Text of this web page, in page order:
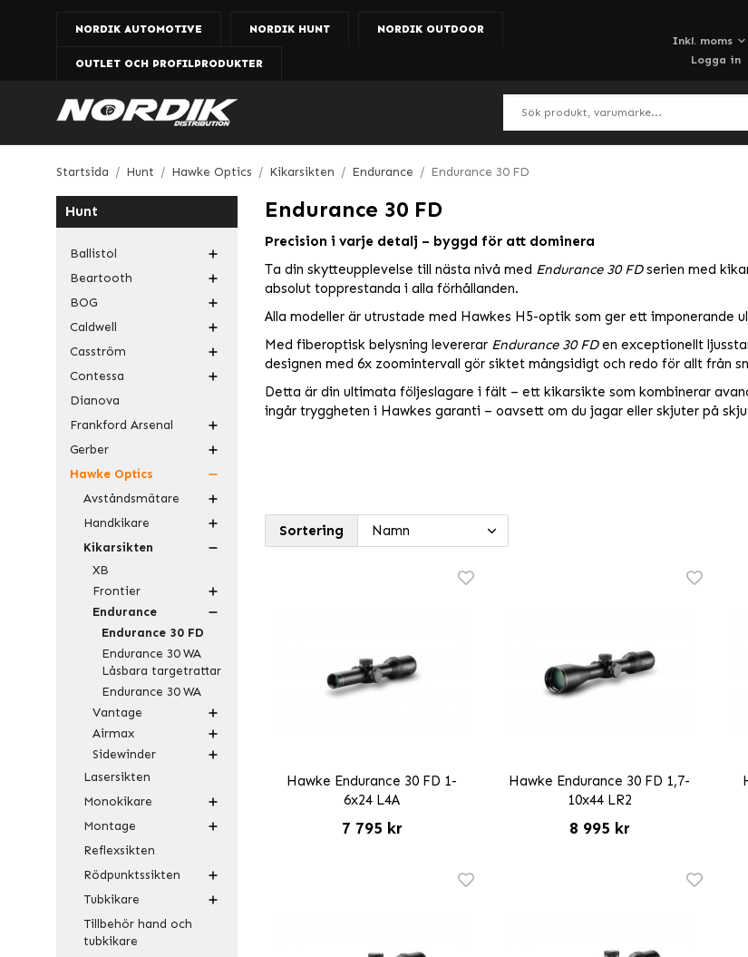
NORDIK AUTOMOTIVE NORDIK HUNT NORDIK OUTDOOR
OUTLET OCH PROFILPRODUKTER
Logga in
Startsida / Hunt / Hawke Optics / Kikarsikten / Endurance / Endurance 30 FD
Hunt
Ballistol
Beartooth
BOG
Caldwell
Casström
Contessa
Dianova
Frankford Arsenal
Gerber
Hawke Optics
Avståndsmätare
Handkikare
Kikarsikten
XB
Frontier
Endurance
Endurance 30 FD
Endurance 30 WA
Låsbara targetrattar
Endurance 30 WA
Vantage
Airmax
Sidewinder
Lasersikten
Monokikare
Montage
Reflexsikten
Rödpunktssikten
Tubkikare
Tillbehör hand och
tubkikare
Endurance 30 FD
Precision i varje detalj – byggd för att dominera
Ta din skytteupplevelse till nästa nivå med Endurance 30 FDserien med
absolut topprestanda i alla förhållanden.
Alla modeller är utrustade med Hawkes H5-optik som ger ett imponerande
Med fiberoptisk belysning levererar Endurance 30 FDen exceptionellt
designen med 6x zoomintervall gör siktet mångsidigt och redo för allt från
Detta är din ultimata följeslagare i fält – ett kikarsikte som kombinerar
ingår tryggheten i Hawkes garanti – oavsett om du jagar eller skjuter på
Sortering
Hawke Endurance 30 FD 1-
6x24 L4A
7 795 kr
Hawke Endurance 30 FD 1,7-
10x44 LR2
8 995 kr